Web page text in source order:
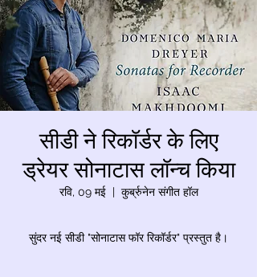
सीडी ने रिकॉर्डर के लिए
ड्रेयर सोनाटास लॉन्च किया
रवि, 09 मई
  |
कुर्ब्रुनेन संगीत हॉल
सुंदर नई सीडी "सोनाटास फॉर रिकॉर्डर" प्रस्तुत है।